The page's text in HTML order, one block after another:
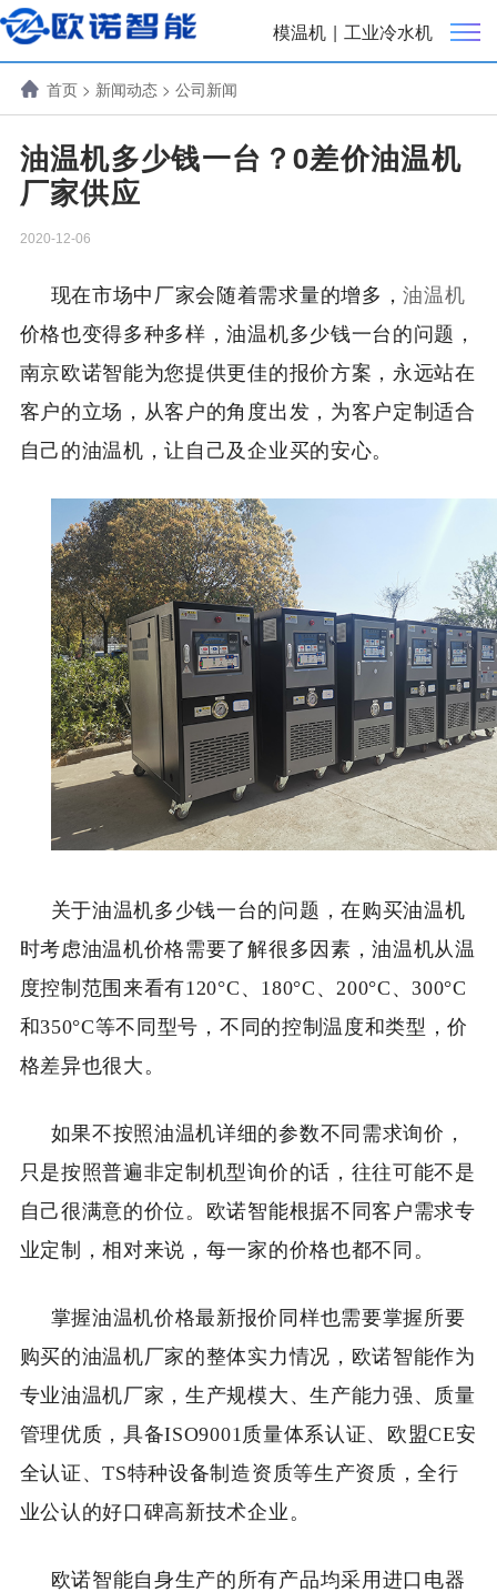
模温机 | 工业冷水机
首页> 新闻动态> 公司新闻
油温机多少钱一台？0差价油温机
厂家供应
2020-12-06
现在市场中厂家会随着需求量的增多，油温机
价格也变得多种多样，油温机多少钱一台的问题，
南京欧诺智能为您提供更佳的报价方案，永远站在
客户的立场，从客户的角度出发，为客户定制适合
自己的油温机，让自己及企业买的安心。
关于油温机多少钱一台的问题，在购买油温机
时考虑油温机价格需要了解很多因素，油温机从温
度控制范围来看有120°C、180°C、200°C、300°C
和350°C等不同型号，不同的控制温度和类型，价
格差异也很大。
如果不按照油温机详细的参数不同需求询价，
只是按照普遍非定制机型询价的话，往往可能不是
自己很满意的价位。欧诺智能根据不同客户需求专
业定制，相对来说，每一家的价格也都不同。
掌握油温机价格最新报价同样也需要掌握所要
购买的油温机厂家的整体实力情况，欧诺智能作为
专业油温机厂家，生产规模大、生产能力强、质量
管理优质，具备ISO9001质量体系认证、欧盟CE安
全认证、TS特种设备制造资质等生产资质，全行
业公认的好口碑高新技术企业。
欧诺智能自身生产的所有产品均采用进口电器